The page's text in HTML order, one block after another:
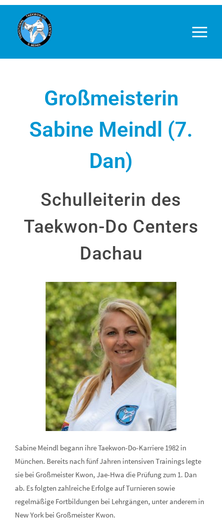
Großmeisterin
Sabine Meindl (7.
Dan)
Schulleiterin des
Taekwon-Do Centers
Dachau
Sabine Meindl begann ihre Taekwon-Do-Karriere 1982 in
München. Bereits nach fünf Jahren intensiven Trainings legte
sie bei Großmeister Kwon, Jae-Hwa die Prüfung zum 1. Dan
ab. Es folgten zahlreiche Erfolge auf Turnieren sowie
regelmäßige Fortbildungen bei Lehrgängen, unter anderem in
New York bei Großmeister Kwon.